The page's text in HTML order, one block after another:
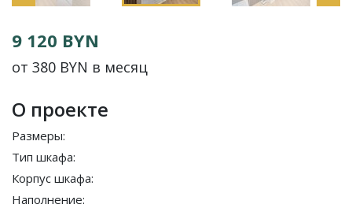
9 120 BYN
от 380 BYN в месяц
О проекте
Размеры:
Тип шкафа:
Корпус шкафа:
Наполнение: